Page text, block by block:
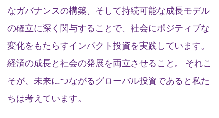
なガバナンスの構築、そして持続可能な成長モデル
の確立に深く関与することで、社会にポジティブな
変化をもたらすインパクト投資を実践しています。
経済の成長と社会の発展を両立させること。 それこ
そが、未来につながるグローバル投資であると私た
ちは考えています。